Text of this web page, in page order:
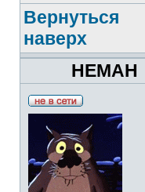
Вернуться
наверх
HEMAH